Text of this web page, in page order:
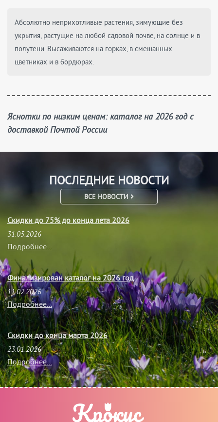
Абсолютно неприхотливые растения, зимующие без
укрытия, растущие на любой садовой почве, на солнце и в
полутени. Высаживаются на горках, в смешанных
цветниках и в бордюрах.
Яснотки по низким ценам: каталог на 2026 год с
доставкой Почтой России
ПОСЛЕДНИЕ НОВОСТИ
ВСЕ НОВОСТИ
Скидки до 75% до конца лета 2026
31.05.2026
Подробнее...
Финализирован каталог на 2026 год
11.02.2026
Подробнее...
Скидки до конца марта 2026
23.01.2026
Подробнее...